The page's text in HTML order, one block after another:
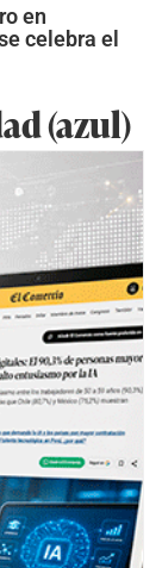
en
celebra el
(azul)